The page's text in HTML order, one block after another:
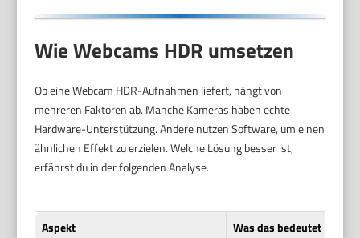
Wie Webcams HDR umsetzen
Ob eine Webcam HDR-Aufnahmen liefert, hängt von
mehreren Faktoren ab. Manche Kameras haben echte
Hardware-Unterstützung. Andere nutzen Software, um einen
ähnlichen Effekt zu erzielen. Welche Lösung besser ist,
erfährst du in der folgenden Analyse.
Aspekt
Was das bedeutet